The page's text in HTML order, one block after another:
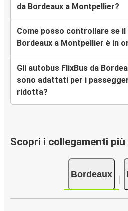
da Bordeaux a Montpellier?
Come posso controllare se
Bordeaux a Montpellier è in
Gli autobus FlixBus da
sono adattati per i
ridotta?
Scopri i collegamenti
Bordeaux